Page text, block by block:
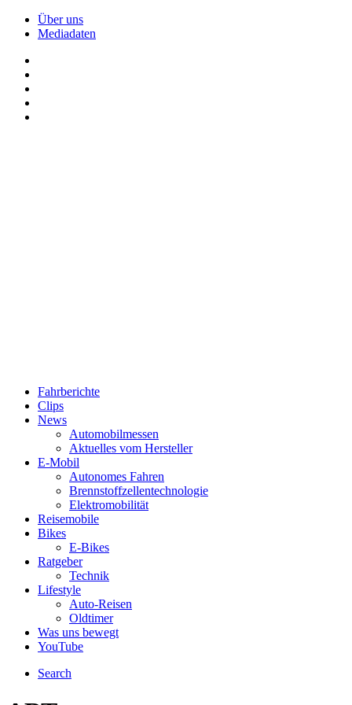
Über uns
Mediadaten
Fahrberichte
Clips
News
Automobilmessen
Aktuelles vom Hersteller
E-Mobil
Autonomes Fahren
Brennstoffzellentechnologie
Elektromobilität
Reisemobile
Bikes
E-Bikes
Ratgeber
Technik
Lifestyle
Auto-Reisen
Oldtimer
Was uns bewegt
YouTube
Search